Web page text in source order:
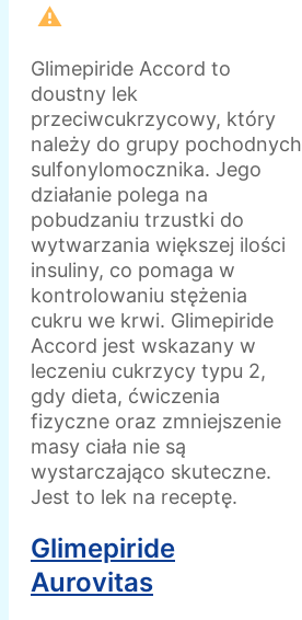
⚠️
Glimepiride Accord to
doustny lek
przeciwcukrzycowy, który
należy do grupy pochodnych
sulfonylomocznika. Jego
działanie polega na
pobudzaniu trzustki do
wytwarzania większej ilości
insuliny, co pomaga w
kontrolowaniu stężenia
cukru we krwi. Glimepiride
Accord jest wskazany w
leczeniu cukrzycy typu 2,
gdy dieta, ćwiczenia
fizyczne oraz zmniejszenie
masy ciała nie są
wystarczająco skuteczne.
Jest to lek na receptę.
Glimepiride
Aurovitas